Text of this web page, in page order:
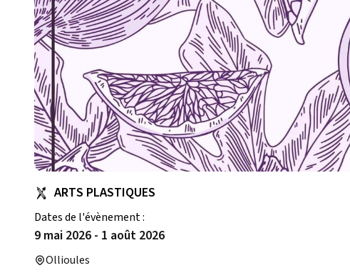
ARTS PLASTIQUES
Dates de l'évènement :
9 mai 2026 - 1 août 2026
Ollioules